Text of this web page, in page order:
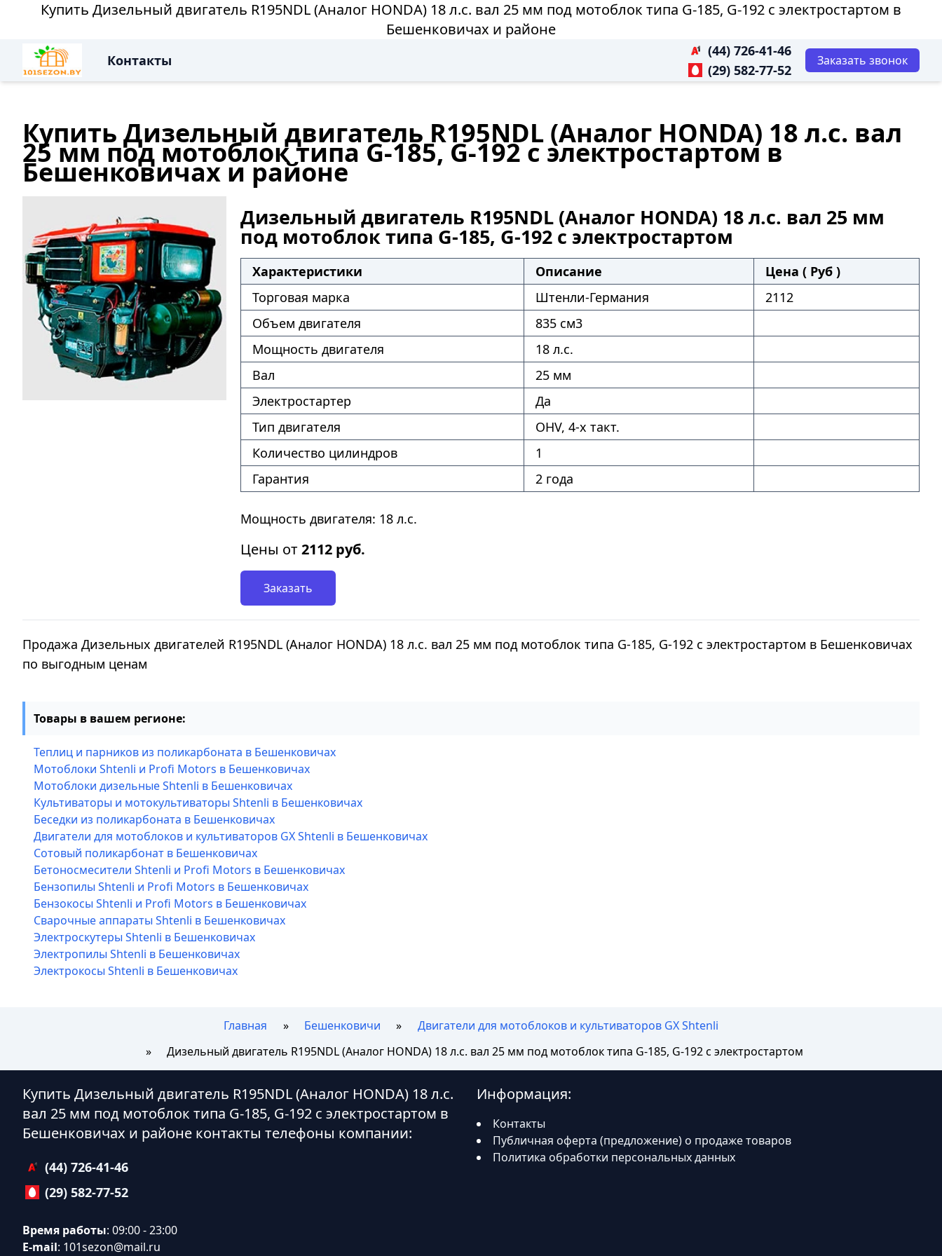
Купить Дизельный двигатель R195NDL (Аналог HONDA) 18 л.с. вал 25 мм под мотоблок типа G-185, G-192 с электростартом в
Бешенковичах и районе
Контакты
(44) 726-41-46
(29) 582-77-52
Заказать звонок
Купить Дизельный двигатель R195NDL (Аналог HONDA) 18 л.с. вал
25 мм под мотоблок типа G-185, G-192 с электростартом в
Бешенковичах и районе
Дизельный двигатель R195NDL (Аналог HONDA) 18 л.с. вал 25 мм
под мотоблок типа G-185, G-192 с электростартом
Характеристики Описание
Цена ( Руб )
Торговая марка
Штенли-Германия
2112
Объем двигателя
835 см3
Мощность двигателя
18 л.с.
Вал
25 мм
Электростартер
Да
Тип двигателя
OHV, 4-x такт.
Количество цилиндров
1
Гарантия
2 года
Мощность двигателя: 18 л.с.
Цены от2112 руб.
Заказать
Продажа Дизельных двигателей R195NDL (Аналог HONDA) 18 л.с. вал 25 мм под мотоблок типа G-185, G-192 с электростартом в Бешенковичах
по выгодным ценам
Товары в вашем регионе:
Теплиц и парников из поликарбоната в Бешенковичах
Мотоблоки Shtenli и Profi Motors в Бешенковичах
Мотоблоки дизельные Shtenli в Бешенковичах
Культиваторы и мотокультиваторы Shtenli в Бешенковичах
Беседки из поликарбоната в Бешенковичах
Двигатели для мотоблоков и культиваторов GX Shtenli в Бешенковичах
Сотовый поликарбонат в Бешенковичах
Бетоносмесители Shtenli и Profi Motors в Бешенковичах
Бензопилы Shtenli и Profi Motors в Бешенковичах
Бензокосы Shtenli и Profi Motors в Бешенковичах
Сварочные аппараты Shtenli в Бешенковичах
Электроскутеры Shtenli в Бешенковичах
Электропилы Shtenli в Бешенковичах
Электрокосы Shtenli в Бешенковичах
Главная Бешенковичи
Двигатели для мотоблоков и культиваторов GX Shtenli
Дизельный двигатель R195NDL (Аналог HONDA) 18 л.с. вал 25 мм под мотоблок типа G-185, G-192 с электростартом
Купить Дизельный двигатель R195NDL (Аналог HONDA) 18 л.с.
вал 25 мм под мотоблок типа G-185, G-192 с электростартом в
Бешенковичах и районе контакты телефоны компании:
(44) 726-41-46
(29) 582-77-52
Время работы: 09:00 - 23:00
E-mail: 101sezon@mail.ru
Информация:
Контакты
Публичная оферта (предложение) о продаже товаров
Политика обработки персональных данных